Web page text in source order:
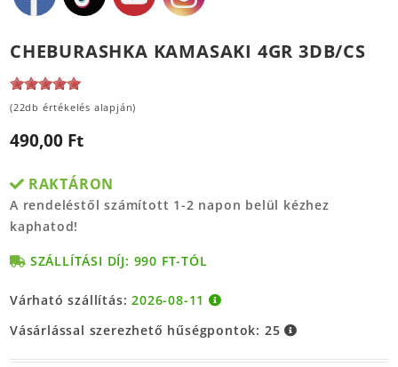
CHEBURASHKA KAMASAKI 4GR 3DB/CS
(22db értékelés alapján)
490,00 Ft
RAKTÁRON
A rendeléstől számított 1-2 napon belül kézhez
kaphatod!
SZÁLLÍTÁSI DÍJ: 990 FT-TÓL
Várható szállítás:2026-08-11
Vásárlással szerezhető hűségpontok: 25